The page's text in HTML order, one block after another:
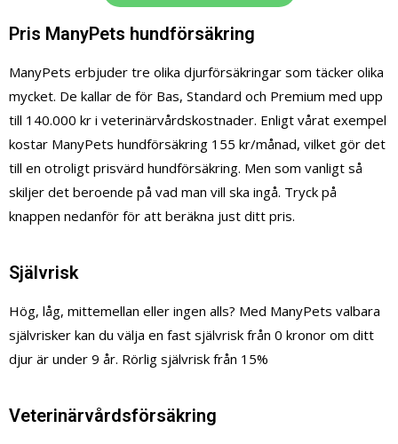
Pris ManyPets hundförsäkring
ManyPets erbjuder tre olika djurförsäkringar som täcker olika
mycket. De kallar de för Bas, Standard och Premium med upp
till 140.000 kr i veterinärvårdskostnader. Enligt vårat exempel
kostar ManyPets hundförsäkring 155 kr/månad, vilket gör det
till en otroligt prisvärd hundförsäkring. Men som vanligt så
skiljer det beroende på vad man vill ska ingå. Tryck på
knappen nedanför för att beräkna just ditt pris.
Självrisk
Hög, låg, mittemellan eller ingen alls? Med ManyPets valbara
självrisker kan du välja en fast självrisk från 0 kronor om ditt
djur är under 9 år. Rörlig självrisk från 15%
Veterinärvårdsförsäkring